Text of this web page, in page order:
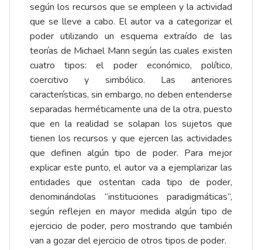
según los recursos que se empleen y la actividad
que se lleve a cabo. El autor va a categorizar el
poder utilizando un esquema extraído de las
teorías de Michael Mann según las cuales existen
cuatro tipos: el poder económico, político,
coercitivo y simbólico. Las anteriores
características, sin embargo, no deben entenderse
separadas herméticamente una de la otra, puesto
que en la realidad se solapan los sujetos que
tienen los recursos y que ejercen las actividades
que definen algún tipo de poder. Para mejor
explicar este punto, el autor va a ejemplarizar las
entidades que ostentan cada tipo de poder,
denominándolas “instituciones paradigmáticas”,
según reflejen en mayor medida algún tipo de
ejercicio de poder, pero mostrando que también
van a gozar del ejercicio de otros tipos de poder.